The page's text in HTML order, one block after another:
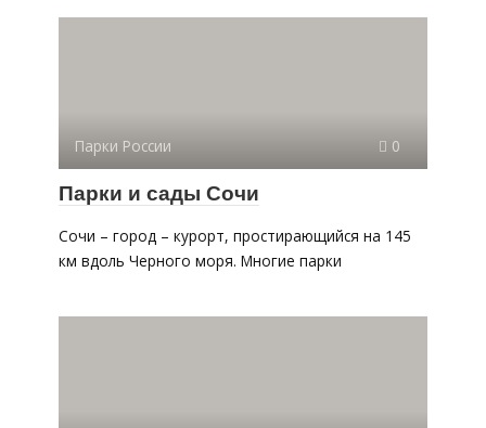
Парки России 0
Парки и сады Сочи
Сочи – город – курорт, простирающийся на 145
км вдоль Черного моря. Многие парки